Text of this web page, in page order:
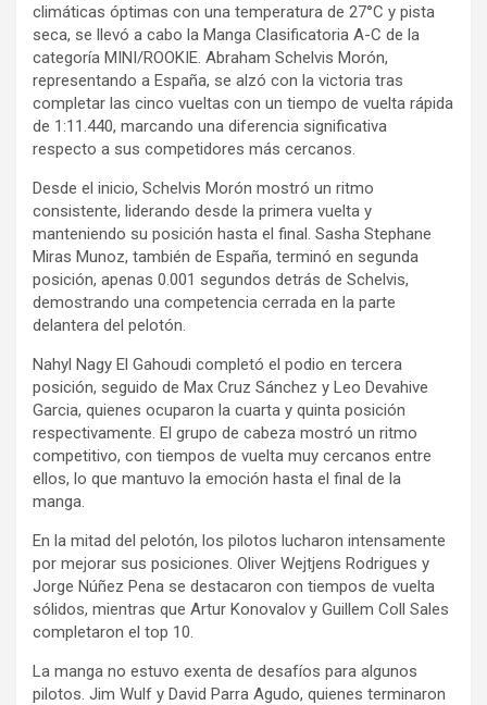
climáticas óptimas con una temperatura de 27°C y pista
seca, se llevó a cabo la Manga Clasificatoria A-C de la
categoría MINI/ROOKIE. Abraham Schelvis Morón,
representando a España, se alzó con la victoria tras
completar las cinco vueltas con un tiempo de vuelta rápida
de 1:11.440, marcando una diferencia significativa
respecto a sus competidores más cercanos.
Desde el inicio, Schelvis Morón mostró un ritmo
consistente, liderando desde la primera vuelta y
manteniendo su posición hasta el final. Sasha Stephane
Miras Munoz, también de España, terminó en segunda
posición, apenas 0.001 segundos detrás de Schelvis,
demostrando una competencia cerrada en la parte
delantera del pelotón.
Nahyl Nagy El Gahoudi completó el podio en tercera
posición, seguido de Max Cruz Sánchez y Leo Devahive
Garcia, quienes ocuparon la cuarta y quinta posición
respectivamente. El grupo de cabeza mostró un ritmo
competitivo, con tiempos de vuelta muy cercanos entre
ellos, lo que mantuvo la emoción hasta el final de la
manga.
En la mitad del pelotón, los pilotos lucharon intensamente
por mejorar sus posiciones. Oliver Wejtjens Rodrigues y
Jorge Núñez Pena se destacaron con tiempos de vuelta
sólidos, mientras que Artur Konovalov y Guillem Coll Sales
completaron el top 10.
La manga no estuvo exenta de desafíos para algunos
pilotos. Jim Wulf y David Parra Agudo, quienes terminaron